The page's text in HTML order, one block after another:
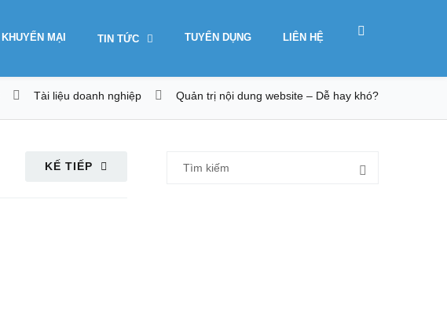
KHUYẾN MẠI TIN TỨC TUYỂN DỤNG LIÊN HỆ
Tài liệu doanh nghiệp Quản trị nội dung website – Dễ hay khó?
KẾ TIẾP